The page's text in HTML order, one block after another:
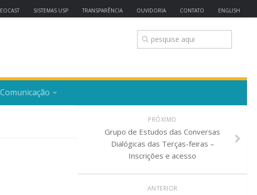
SISTEMAS USP TRANSPARÊNCIA OUVIDORIA CONTATO ENGLISH
Comunicação
PRÓXIMO
Grupo de Estudos das Conversas
Dialógicas das Terças-feiras –
Inscrições e acesso
ANTERIOR